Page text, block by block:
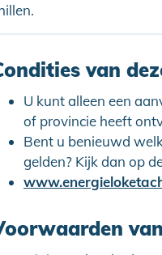
van
U kunt alleen een
of provincie heeft
Bent u benieuwd
gelden? Kijk dan op